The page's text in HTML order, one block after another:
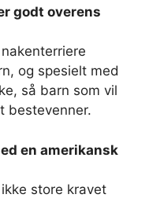
godt overens
og spesielt med
så barn som vil
bestevenner.
en amerikansk
store kravet